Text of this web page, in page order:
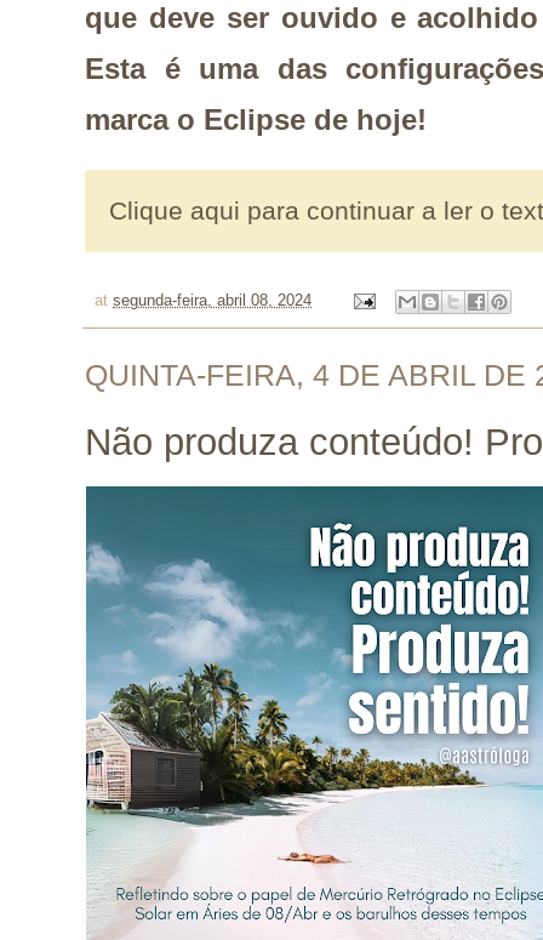
que deve ser ouvido e
Esta é uma das
marca o Eclipse de hoje!
Clique aqui para continuar a ler o
at segunda-feira, abril 08, 2024
QUINTA-FEIRA, 4 DE ABRIL DE
Não produza conteúdo!